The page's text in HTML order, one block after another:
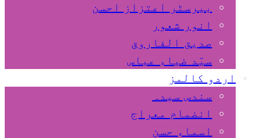
بیرسٹر اعتزاز احسن
انور شعور
صدیق الفاروق
سیّد ضیاء عباس
اردو کالمز
سندس سیدہ
انضمام معراج
اسماء حسن